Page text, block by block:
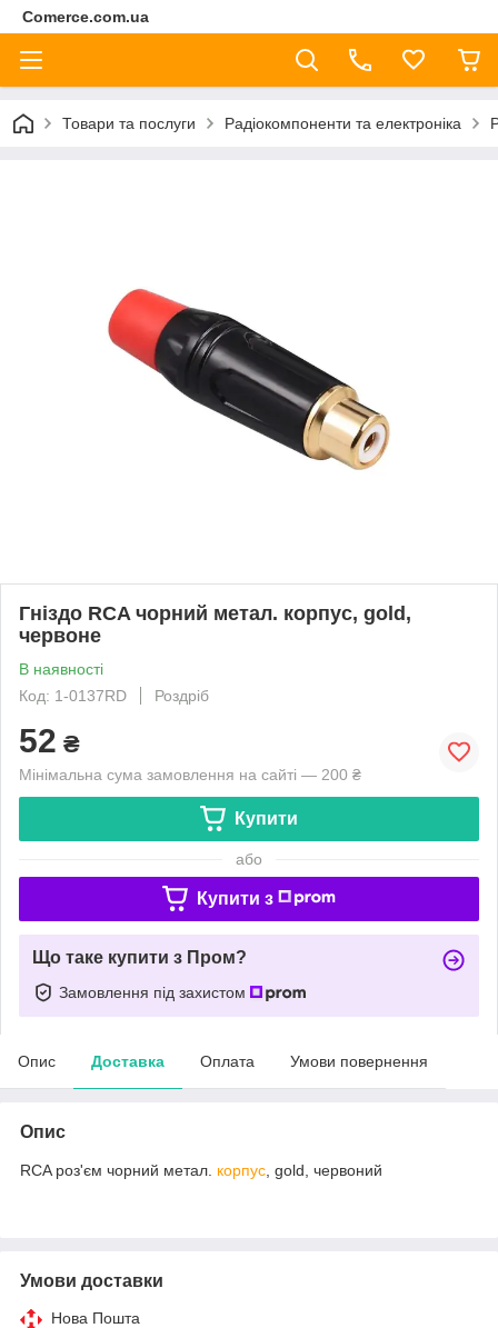
Comerce.com.ua
Товари та послуги Радіокомпоненти та електроніка
Гніздо RCA чорний метал. корпус, gold,
червоне
В наявності
Код: 1-0137RD
Роздріб
52 ₴
Мінімальна сума замовлення на сайті — 200 ₴
Купити
або
Купити з
Що таке купити з Пром?
Замовлення під захистом
Опис Доставка Оплата Умови повернення
Опис
RCA роз'єм чорний метал. корпус , gold, червоний
Умови доставки
Нова Пошта